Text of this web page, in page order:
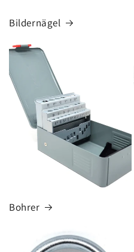
Bildernägel
Bohrer